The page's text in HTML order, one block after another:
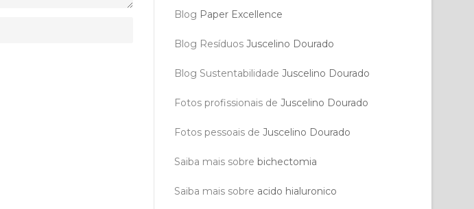
Blog Paper Excellence
Blog Resíduos Juscelino Dourado
Blog Sustentabilidade Juscelino Dourado
Fotos profissionais de Juscelino Dourado
Fotos pessoais de Juscelino Dourado
Saiba mais sobre bichectomia
Saiba mais sobre acido hialuronico